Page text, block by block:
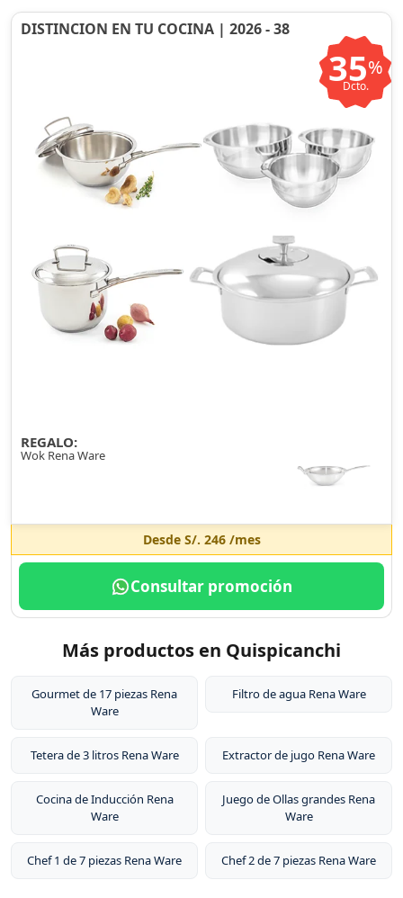
DISTINCION EN TU COCINA | 2026 - 38
35%
Dcto.
REGALO:
Wok Rena Ware
Desde S/. 246/mes
Consultar promoción
Más productos en Quispicanchi
Gourmet de 17 piezas Rena
Ware
Filtro de agua Rena Ware
Tetera de 3 litros Rena Ware Extractor de jugo Rena Ware
Cocina de Inducción Rena
Ware
Juego de Ollas grandes Rena
Ware
Chef 1 de 7 piezas Rena Ware Chef 2 de 7 piezas Rena Ware